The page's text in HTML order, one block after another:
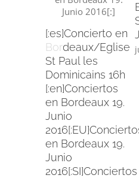
[:es]Concierto en
Bordeaux/Eglise
St Paul les
Dominicains 16h
[:en]Conciertos
en Bordeaux 19.
Junio
en Bordeaux 19.
Junio
2016[:SI]Conciertos